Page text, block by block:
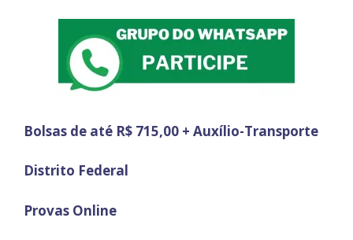
Bolsas de até R$ 715,00 + Auxílio-Transporte
Distrito Federal
Provas Online